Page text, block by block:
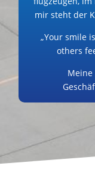
mir steht der
„Your smile
others